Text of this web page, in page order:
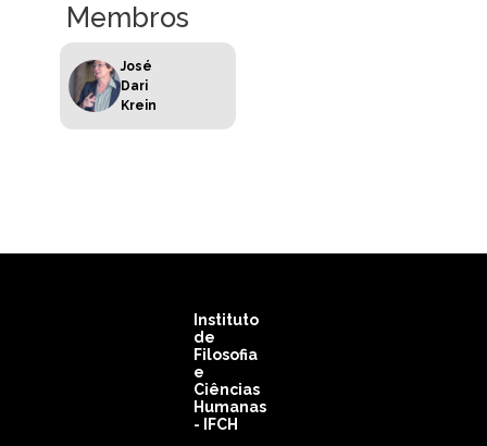
Membros
José
Dari
Krein
Instituto
de
Filosofia
e
Ciências
Humanas
- IFCH